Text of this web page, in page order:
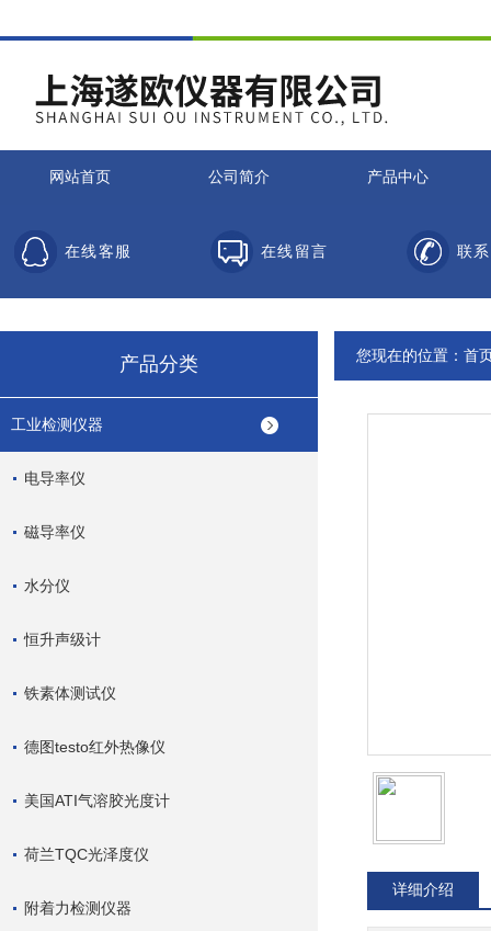
网站首页 公司简介 产品中心
在线客服 在线留言 联
产品分类
工业检测仪器
电导率仪
磁导率仪
水分仪
恒升声级计
铁素体测试仪
德图testo红外热像仪
美国ATI气溶胶光度计
荷兰TQC光泽度仪
附着力检测仪器
您现在的位置： 首
详细介绍